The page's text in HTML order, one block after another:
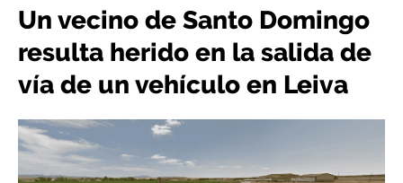
Un vecino de Santo Domingo
resulta herido en la salida de
vía de un vehículo en Leiva